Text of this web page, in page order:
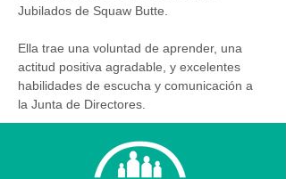
Jubilados de Squaw Butte.
Ella trae una voluntad de aprender, una
actitud positiva agradable, y excelentes
habilidades de escucha y comunicación a
la Junta de Directores.